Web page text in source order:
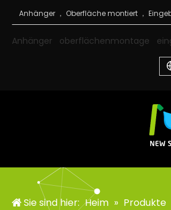
Anhänger oberflächenmontage
Sie sind hier: Heim » Produkte